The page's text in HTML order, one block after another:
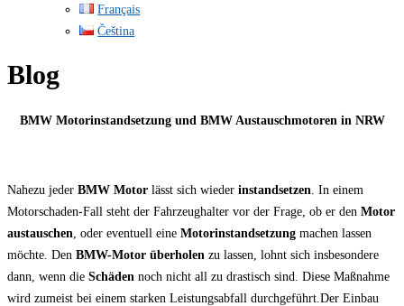
Français
Čeština
Blog
BMW Motorinstandsetzung und BMW Austauschmotoren in NRW
Nahezu jeder BMW Motor lässt sich wieder instandsetzen . In einem
Motorschaden-Fall steht der Fahrzeughalter vor der Frage, ob er den Motor
austauschen , oder eventuell eine Motorinstandsetzung machen lassen
möchte. Den BMW-Motor überholen zu lassen, lohnt sich insbesondere
dann, wenn die Schäden noch nicht all zu drastisch sind. Diese Maßnahme
wird zumeist bei einem starken Leistungsabfall durchgeführt.Der Einbau